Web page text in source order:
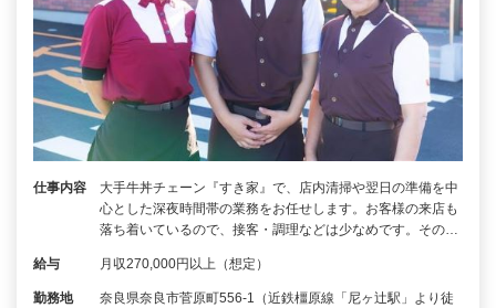
仕事内容
大手牛丼チェーン『すき家』で、店内清掃や翌日の準備を中
心とした深夜時間帯の業務をお任せします。お客様の来店も
落ち着いているので、接客・調理などは少なめです。その…
給与 月収270,000円以上（想定）
勤務地
奈良県奈良市菅原町556-1（近鉄橿原線「尼ヶ辻駅」より徒